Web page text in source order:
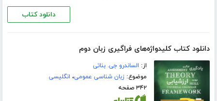
دانلود کتاب
دانلود کتاب کلیدواژه‌های فراگیری زبان دوم
از: الساندرو جی. بناتی
موضوع:زبان شناسی عمومی، انگلیسی
۳۴۲ صفحه